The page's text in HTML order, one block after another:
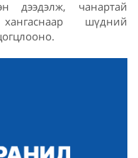
дээдэлж, чанартай
шүдний